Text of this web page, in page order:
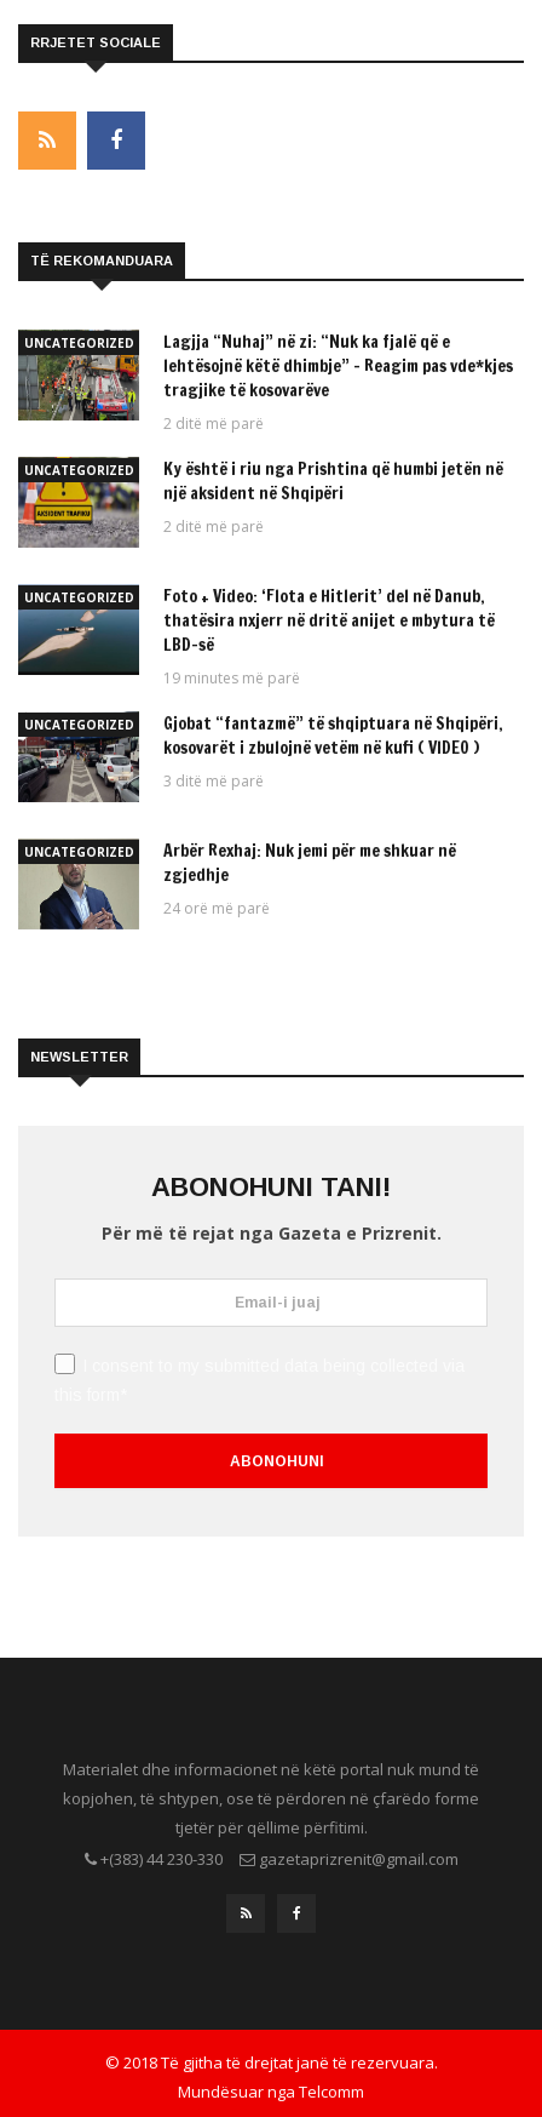
RRJETET SOCIALE
TË REKOMANDUARA
UNCATEGORIZED
Lagjja “Nuhaj” në zi: “Nuk ka fjalë që e
lehtësojnë këtë dhimbje” – Reagim pas vde*kjes
tragjike të kosovarëve
2 ditë më parë
UNCATEGORIZED
Ky është i riu nga Prishtina që humbi jetën në
një aksident në Shqipëri
2 ditë më parë
UNCATEGORIZED
Foto + Video: ‘Flota e Hitlerit’ del në Danub,
thatësira nxjerr në dritë anijet e mbytura të
LBD-së
19 minutes më parë
UNCATEGORIZED
Gjobat “fantazmë” të shqiptuara në Shqipëri,
kosovarët i zbulojnë vetëm në kufi ( VIDEO )
3 ditë më parë
UNCATEGORIZED
Arbër Rexhaj: Nuk jemi për me shkuar në
zgjedhje
24 orë më parë
NEWSLETTER
ABONOHUNI TANI!
Për më të rejat nga Gazeta e Prizrenit.
Materialet dhe informacionet në këtë portal nuk mund të
kopjohen, të shtypen, ose të përdoren në çfarëdo forme
tjetër për qëllime përfitimi.
+(383) 44 230-330
gazetaprizrenit@gmail.com
© 2018 Të gjitha të drejtat janë të rezervuara.
Mundësuar nga Telcomm